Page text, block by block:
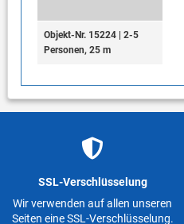
Objekt-Nr. 15224 | 2-5
Personen, 25 m
SSL-Verschlüsselung
Wir verwenden auf allen unseren
Seiten eine SSL-Verschlüsselung.